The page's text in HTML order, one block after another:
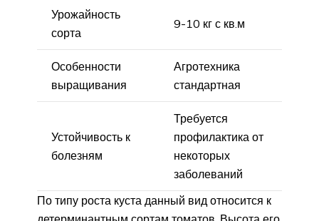
Урожайность
сорта
9-10 кг с кв.м
Особенности
выращивания
Агротехника
стандартная
Устойчивость к
болезням
Требуется
профилактика от
некоторых
заболеваний
По типу роста куста данный вид относится к